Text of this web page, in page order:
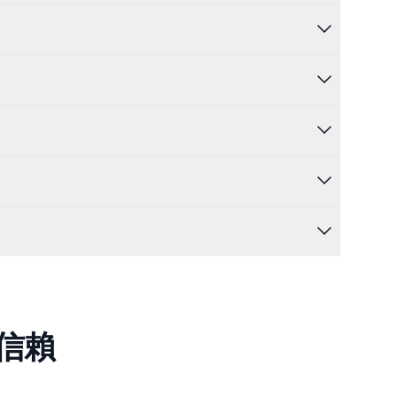
expand_more
expand_more
expand_more
expand_more
expand_more
賴